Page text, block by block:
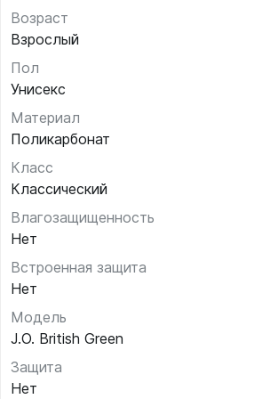
Возраст
Взрослый
Пол
Унисекс
Материал
Поликарбонат
Класс
Классический
Влагозащищенность
Нет
Встроенная защита
Нет
Модель
J.O. British Green
Защита
Нет